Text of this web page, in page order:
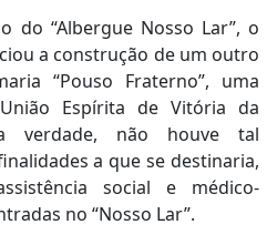
do “Albergue Nosso Lar”, o
a construção de um outro
“Pouso Fraterno”, uma
Espírita de Vitória da
verdade, não houve tal
a que se destinaria,
social e médico-
no “Nosso Lar”.